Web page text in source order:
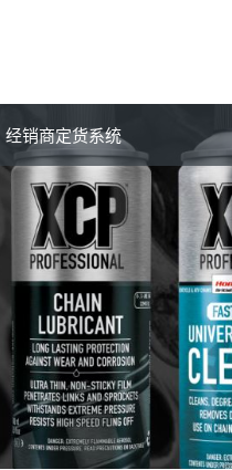
经销商定货系统